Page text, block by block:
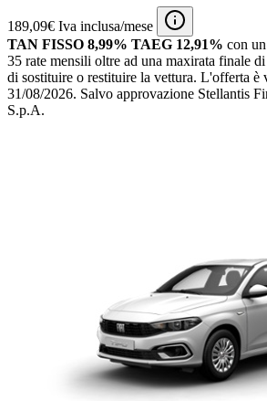
189,09€ Iva inclusa/mese
TAN FISSO 8,99% TAEG 12,91% con
35 rate mensili oltre ad una maxirata finale
di sostituire o restituire la vettura. L'offerta è
31/08/2026. Salvo approvazione Stellantis
S.p.A.